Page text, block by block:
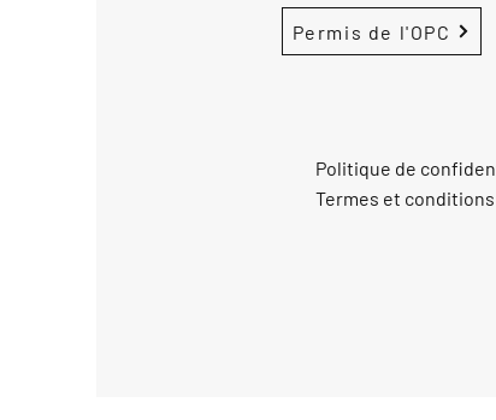
Permis de l'OPC
Politique de
Termes et conditions